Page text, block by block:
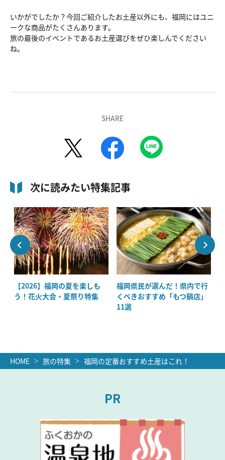
いかがでしたか？今回ご紹介したお土産以外にも、福岡にはユニ
ークな商品がたくさんあります。
旅の最後のイベントであるお土産選びをぜひ楽しんでください
ね。
SHARE
次に読みたい特集記事
【2026】福岡の夏を楽しも
う！花火大会・夏祭り特集
福岡県民が選んだ！県内で行
くべきおすすめ「もつ鍋店」
11選
HOME 旅の特集 福岡の定番おすすめ土産はこれ！
PR